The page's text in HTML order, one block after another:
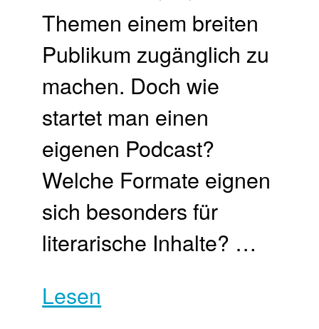
Themen einem breiten
Publikum zugänglich zu
machen. Doch wie
startet man einen
eigenen Podcast?
Welche Formate eignen
sich besonders für
literarische Inhalte? …
Lesen